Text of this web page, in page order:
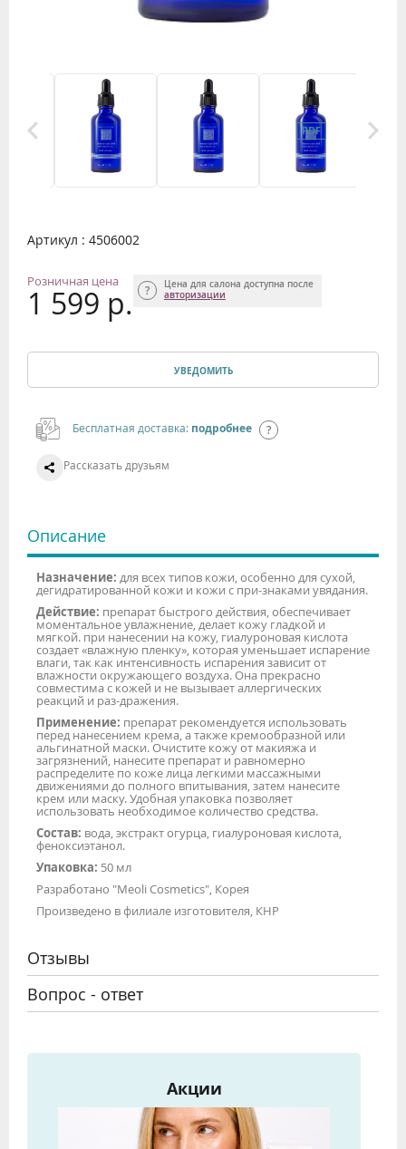
Артикул : 4506002
Розничная цена
1 599 р.
Цена для салона доступна после
авторизации
УВЕДОМИТЬ
Бесплатная доставка: подробнее
Рассказать друзьям
Описание
Назначение: для всех типов кожи, особенно для сухой,
дегидратированной кожи и кожи с при-знаками увядания.
Действие: препарат быстрого действия, обеспечивает
моментальное увлажнение, делает кожу гладкой и
мягкой. при нанесении на кожу, гиалуроновая кислота
создает «влажную пленку», которая уменьшает испарение
влаги, так как интенсивность испарения зависит от
влажности окружающего воздуха. Она прекрасно
совместима с кожей и не вызывает аллергических
реакций и раз-дражения.
Применение: препарат рекомендуется использовать
перед нанесением крема, а также кремообразной или
альгинатной маски. Очистите кожу от макияжа и
загрязнений, нанесите препарат и равномерно
распределите по коже лица легкими массажными
движениями до полного впитывания, затем нанесите
крем или маску. Удобная упаковка позволяет
использовать необходимое количество средства.
Состав: вода, экстракт огурца, гиалуроновая кислота,
феноксиэтанол.
Упаковка: 50 мл
Разработано "Meoli Cosmetics", Корея
Произведено в филиале изготовителя, КНР
Отзывы
Вопрос - ответ
Акции